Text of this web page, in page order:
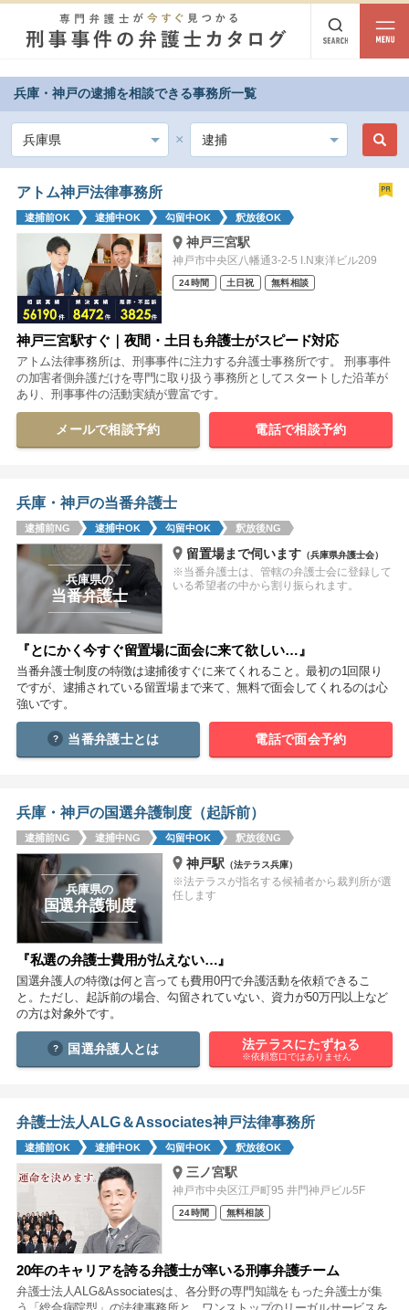
都道府県から探す
北海道・東北
北海道 青森 岩手
北陸・甲信越
新潟 富山 石川 福井 山梨 長野
関東
東海
岐阜 静岡 愛知 三重
関西
中国
鳥取 島根 岡山 広島 山口
四国
香川 愛媛
九州・沖縄
福岡 佐賀 長崎 熊本 大分 宮崎 鹿児島
沖縄
痴漢 盗撮 わいせつ
窃盗 逮捕 示談
兵庫・神戸の逮捕を相談できる事務所一覧
アトム神戸法律事務所
逮捕前OK 逮捕中OK 勾留中OK 釈放後OK
神戸三宮駅
神戸市中央区八幡通3-2-5 I.N東洋ビル209
24時間 土日祝 無料相談
神戸三宮駅すぐ｜夜間・土日も弁護士がスピード対応
アトム法律事務所は、刑事事件に注力する弁護士事務所です。 刑事事件
の加害者側弁護だけを専門に取り扱う事務所としてスタートした沿革が
あり、刑事事件の活動実績が豊富です。
メールで相談予約 電話で相談予約
兵庫・神戸の当番弁護士
逮捕前NG 逮捕中OK 勾留中OK 釈放後NG
兵庫県の
当番弁護士
留置場まで伺います（兵庫県弁護士会）
※当番弁護士は、管轄の弁護士会に登録して
いる希望者の中から割り振られます。
『とにかく今すぐ留置場に面会に来て欲しい…』
当番弁護士制度の特徴は逮捕後すぐに来てくれること。最初の1回限り
ですが、逮捕されている留置場まで来て、無料で面会してくれるのは心
強いです。
当番弁護士とは 電話で面会予約
兵庫・神戸の国選弁護制度（起訴前）
逮捕前NG 逮捕中NG 勾留中OK 釈放後NG
兵庫県の
国選弁護制度
神戸駅 （法テラス兵庫）
※法テラスが指名する候補者から裁判所が選
任します
『私選の弁護士費用が払えない…』
国選弁護人の特徴は何と言っても費用0円で弁護活動を依頼できるこ
と。ただし、起訴前の場合、勾留されていない、資力が50万円以上など
の方は対象外です。
国選弁護人とは 法テラスにたずねる
※依頼窓口ではありません
弁護士法人ALG＆Associates神戸法律事務所
逮捕前OK 逮捕中OK 勾留中OK 釈放後OK
三ノ宮駅
神戸市中央区江戸町95 井門神戸ビル5F
24時間 無料相談
20年のキャリアを誇る弁護士が率いる刑事弁護チーム
弁護士法人ALG&Associatesは、各分野の専門知識をもった弁護士が集